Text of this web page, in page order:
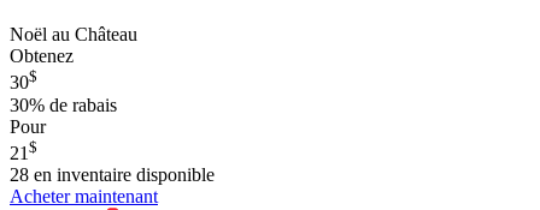
Noël au Château
Obtenez
30$
30% de rabais
Pour
21 $
28 en inventaire disponible
Acheter maintenant